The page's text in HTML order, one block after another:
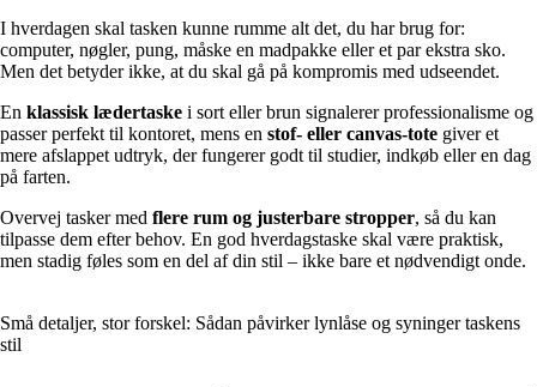
I hverdagen skal tasken kunne rumme alt det, du har brug for:
computer, nøgler, pung, måske en madpakke eller et par ekstra sko.
Men det betyder ikke, at du skal gå på kompromis med udseendet.
En klassisk lædertaske i sort eller brun signalerer professionalisme og
passer perfekt til kontoret, mens en stof- eller canvas-tote giver et
mere afslappet udtryk, der fungerer godt til studier, indkøb eller en dag
på farten.
Overvej tasker med flere rum og justerbare stropper, så du kan
tilpasse dem efter behov. En god hverdagstaske skal være praktisk,
men stadig føles som en del af din stil – ikke bare et nødvendigt onde.
Små detaljer, stor forskel: Sådan påvirker lynlåse og syninger taskens
stil